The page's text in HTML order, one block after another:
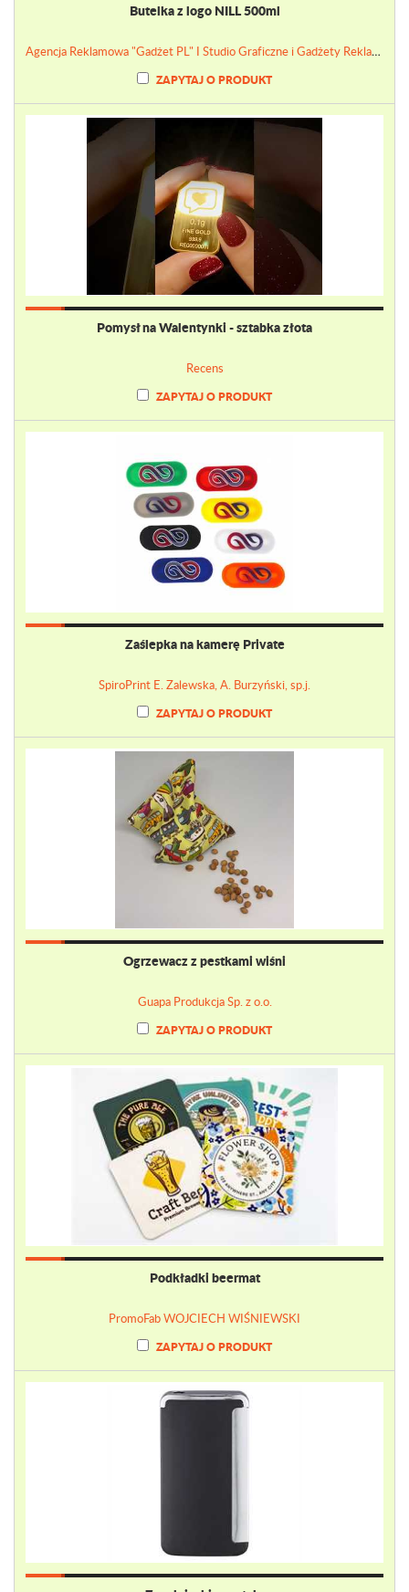
Butelka z logo NILL 500ml
Agencja Reklamowa "Gadżet PL" I Studio Graficzne i Gadżety Reklamowe
ZAPYTAJ O PRODUKT
Pomysł na Walentynki - sztabka złota
Recens
ZAPYTAJ O PRODUKT
Zaślepka na kamerę Private
SpiroPrint E. Zalewska, A. Burzyński, sp.j.
ZAPYTAJ O PRODUKT
Ogrzewacz z pestkami wiśni
Guapa Produkcja Sp. z o.o.
ZAPYTAJ O PRODUKT
Podkładki beermat
PromoFab WOJCIECH WIŚNIEWSKI
ZAPYTAJ O PRODUKT